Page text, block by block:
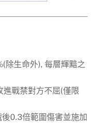
除生命外), 每層輝黯之
進戰禁對方不屈(僅限
0.3倍範圍傷害並施加